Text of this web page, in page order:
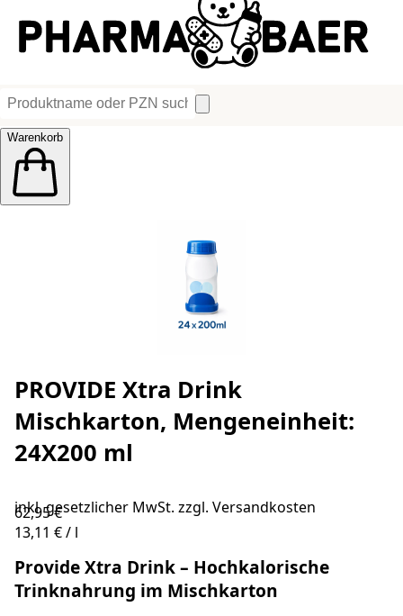
Warenkorb
PROVIDE Xtra Drink
Mischkarton, Mengeneinheit:
24X200 ml
inkl. gesetzlicher MwSt. zzgl. Versandkosten
62,95 €
13,11 €/ l
Provide Xtra Drink – Hochkalorische
Trinknahrung im Mischkarton